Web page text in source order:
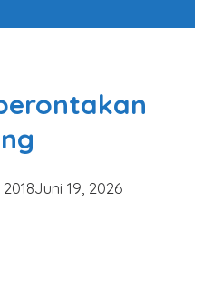
Juni 19, 2026